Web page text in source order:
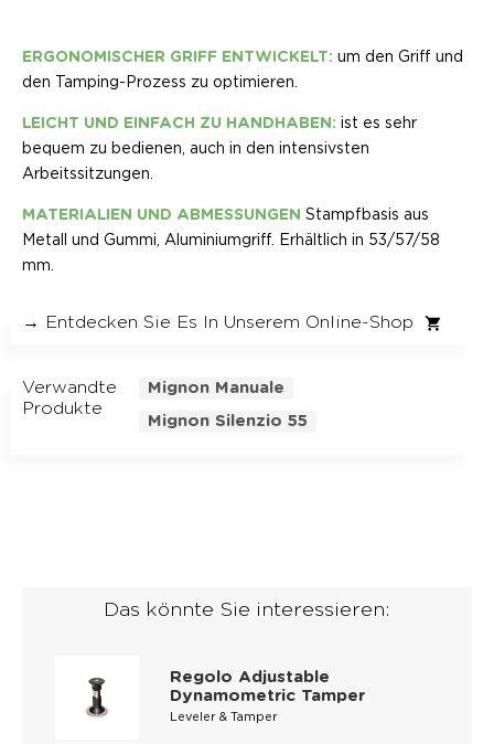
ERGONOMISCHER GRIFF ENTWICKELT: um den Griff und
den Tamping-Prozess zu optimieren.
LEICHT UND EINFACH ZU HANDHABEN: ist es sehr
bequem zu bedienen, auch in den intensivsten
Arbeitssitzungen.
MATERIALIEN UND ABMESSUNGEN Stampfbasis aus
Metall und Gummi, Aluminiumgriff. Erhältlich in 53/57/58
mm.
→ Entdecken Sie Es In Unserem Online-Shop
Verwandte
Produkte
Mignon Manuale
Mignon Silenzio 55
Das könnte Sie interessieren:
Regolo Adjustable
Dynamometric Tamper
Leveler & Tamper